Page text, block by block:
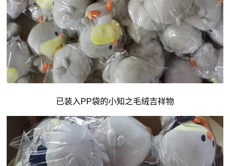
已装入PP袋的小知之毛绒吉祥物